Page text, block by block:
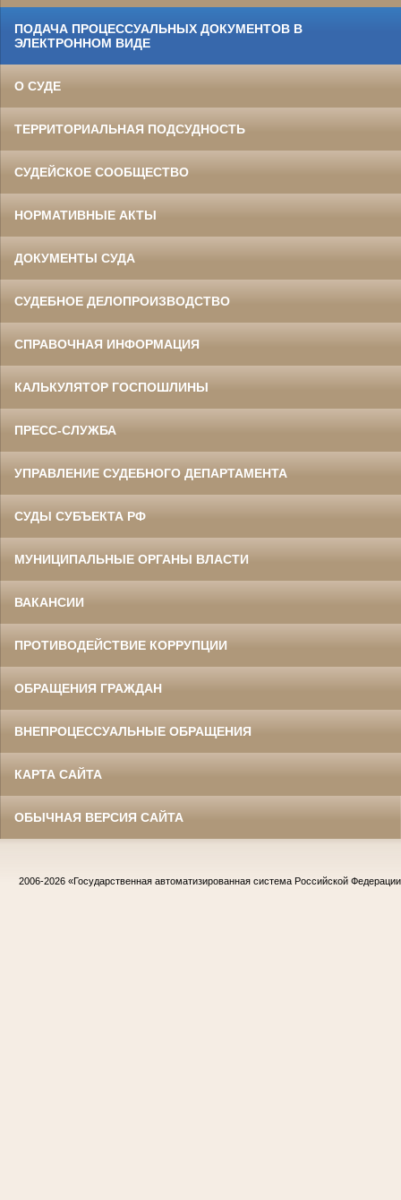
ПОДАЧА ПРОЦЕССУАЛЬНЫХ ДОКУМЕНТОВ В
ЭЛЕКТРОННОМ ВИДЕ
О СУДЕ
ТЕРРИТОРИАЛЬНАЯ ПОДСУДНОСТЬ
СУДЕЙСКОЕ СООБЩЕСТВО
НОРМАТИВНЫЕ АКТЫ
ДОКУМЕНТЫ СУДА
СУДЕБНОЕ ДЕЛОПРОИЗВОДСТВО
СПРАВОЧНАЯ ИНФОРМАЦИЯ
КАЛЬКУЛЯТОР ГОСПОШЛИНЫ
ПРЕСС-СЛУЖБА
УПРАВЛЕНИЕ СУДЕБНОГО ДЕПАРТАМЕНТА
СУДЫ СУБЪЕКТА РФ
МУНИЦИПАЛЬНЫЕ ОРГАНЫ ВЛАСТИ
ВАКАНСИИ
ПРОТИВОДЕЙСТВИЕ КОРРУПЦИИ
ОБРАЩЕНИЯ ГРАЖДАН
ВНЕПРОЦЕССУАЛЬНЫЕ ОБРАЩЕНИЯ
КАРТА САЙТА
ОБЫЧНАЯ ВЕРСИЯ САЙТА
2006-2026 «Государственная автоматизированная система Российской